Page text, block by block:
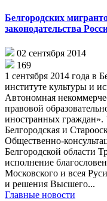
Белгородских
законодательства
02 сентября 2014
169
1 сентября 2014 года в
институте культуры и
Автономная
правовой
иностранных
Белгородская и
Общественно-
Белгородской области
исполнение
Московского и всея
и решения Высшего...
Главные новости